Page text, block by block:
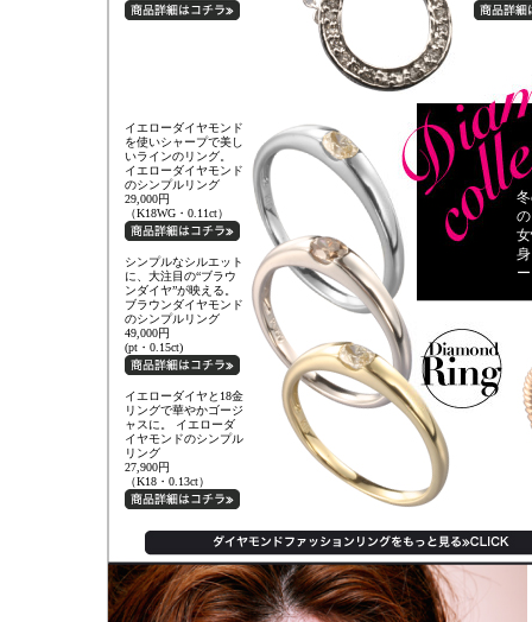
イエローダイヤモンド
を使いシャープで美し
いラインのリング。
イエローダイヤモンド
のシンプルリング
29,000円
（K18WG・0.11ct）
シンプルなシルエット
に、大注目の“ブラウ
ンダイヤ”が映える。
ブラウンダイヤモンド
のシンプルリング
49,000円
(pt・0.15ct)
イエローダイヤと18金
リングで華やかゴージ
ャスに。 イエローダ
イヤモンドのシンプル
リング
27,900円
（K18・0.13ct）